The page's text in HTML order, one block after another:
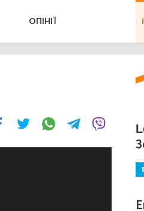
ОПІНІЇ